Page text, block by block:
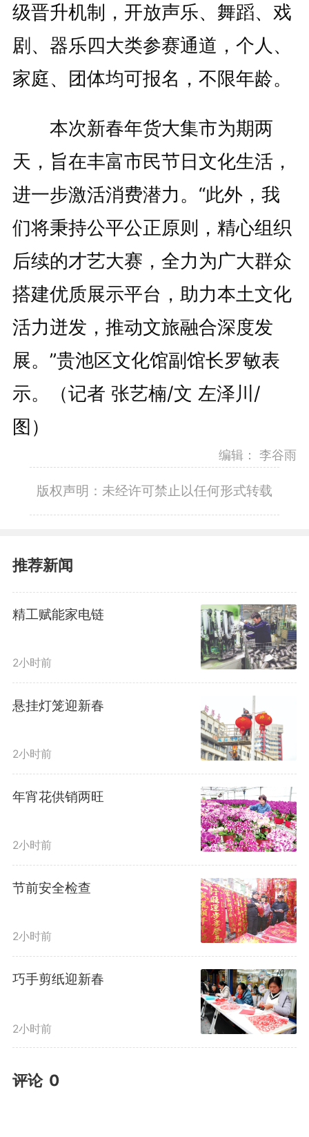
级晋升机制，开放声乐、舞蹈、戏
剧、器乐四大类参赛通道，个人、
家庭、团体均可报名，不限年龄。
本次新春年货大集市为期两
天，旨在丰富市民节日文化生活，
进一步激活消费潜力。“此外，我
们将秉持公平公正原则，精心组织
后续的才艺大赛，全力为广大群众
搭建优质展示平台，助力本土文化
活力迸发，推动文旅融合深度发
展。”贵池区文化馆副馆长罗敏表
示。（记者 张艺楠/文 左泽川/
图）
编辑：李谷雨
版权声明：未经许可禁止以任何形式转载
推荐新闻
精工赋能家电链
2小时前
悬挂灯笼迎新春
2小时前
年宵花供销两旺
2小时前
节前安全检查
2小时前
巧手剪纸迎新春
2小时前
评论 0